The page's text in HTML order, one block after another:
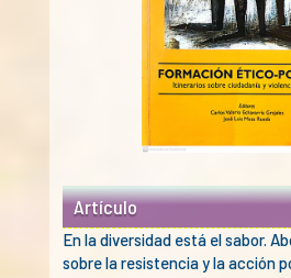
Artículo
En la diversidad está el sabor.
sobre la resistencia y la acción